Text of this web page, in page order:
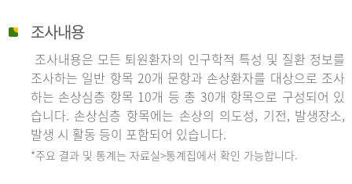
조사내용
조사내용은 모든 퇴원환자의 인구학적 특성 및 질환 정보를
조사하는 일반 항목 20개 문항과 손상환자를 대상으로 조사
하는 손상심층 항목 10개 등 총 30개 항목으로 구성되어 있
습니다. 손상심층 항목에는 손상의 의도성, 기전, 발생장소,
발생 시 활동 등이 포함되어 있습니다.
*주요 결과 및 통계는 자료실>통계집에서 확인 가능합니다.